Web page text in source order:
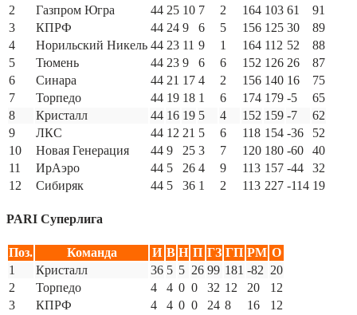
2
Газпром Югра 44 25 10 7 2 164 103 61
91
3
КПРФ 44 24 9 6 5 156 125 30
89
4
Норильский Никель 44 23 11 9 1 164 112 52
88
5
Тюмень 44 23 9 6 6 152 126 26
87
6
Синара 44 21 17 4 2 156 140 16
75
7
Торпедо 44 19 18 1 6 174 179 -5
65
8
Кристалл 44 16 19 5 4 152 159 -7
62
9
ЛКС 44 12 21 5 6 118 154 -36
52
10
Новая Генерация 44 9 25 3 7 120 180 -60
40
11
ИрАэро 44 5 26 4 9 113 157 -44
32
12
Сибиряк 44 5 36 1 2 113 227 -114 19
PARI Суперлига
Поз. Команда И В Н П ГЗ ГП РМ О
1
Кристалл 36 5 5 26 99 181 -82 20
2
Торпедо 4 4 0 0 32 12 20
12
3
КПРФ 4 4 0 0 24 8 16
12